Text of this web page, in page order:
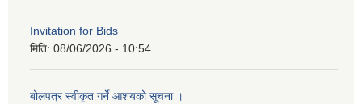
Invitation for Bids
मिति: 08/06/2026 - 10:54
बोलपत्र स्वीकृत गर्ने आशयको सूचना ।